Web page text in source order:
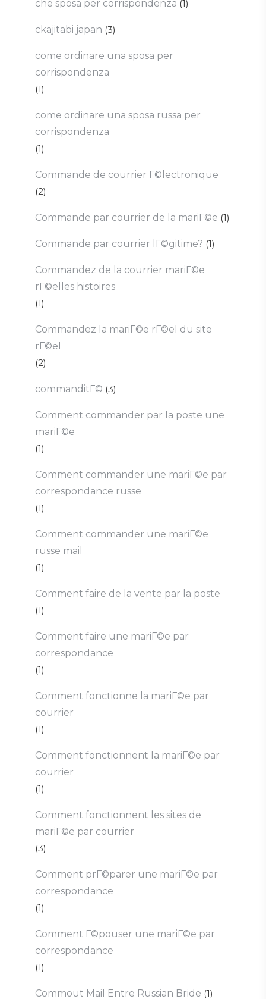
che sposa per corrispondenza (1)
ckajitabi japan (3)
come ordinare una sposa per
corrispondenza
(1)
come ordinare una sposa russa per
corrispondenza
(1)
Commande de courrier Г©lectronique
(2)
Commande par courrier de la mariГ©e (1)
Commande par courrier lГ©gitime? (1)
Commandez de la courrier mariГ©e
rГ©elles histoires
(1)
Commandez la mariГ©e rГ©el du site
rГ©el
(2)
commanditГ© (3)
Comment commander par la poste une
mariГ©e
(1)
Comment commander une mariГ©e par
correspondance russe
(1)
Comment commander une mariГ©e
russe mail
(1)
Comment faire de la vente par la poste
(1)
Comment faire une mariГ©e par
correspondance
(1)
Comment fonctionne la mariГ©e par
courrier
(1)
Comment fonctionnent la mariГ©e par
courrier
(1)
Comment fonctionnent les sites de
mariГ©e par courrier
(3)
Comment prГ©parer une mariГ©e par
correspondance
(1)
Comment Г©pouser une mariГ©e par
correspondance
(1)
Commout Mail Entre Russian Bride (1)